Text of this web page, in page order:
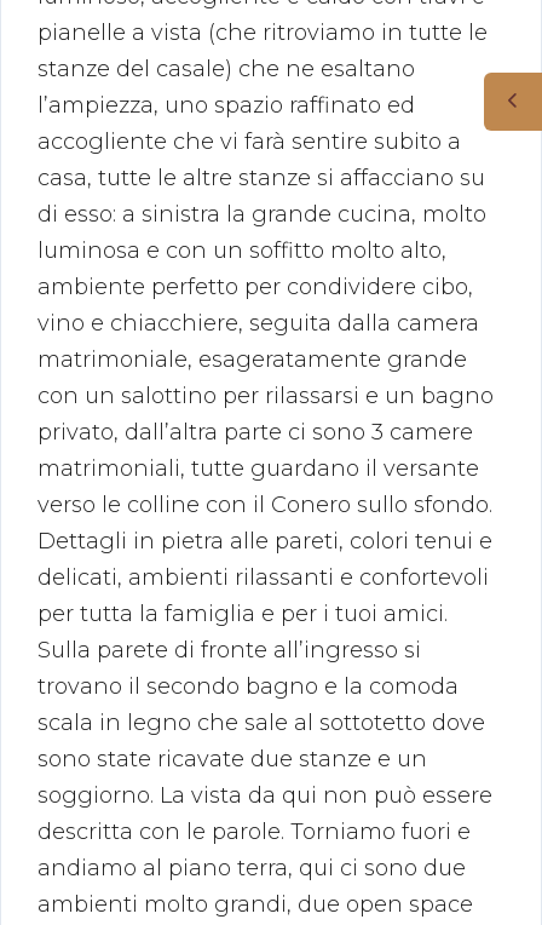
pianelle a vista (che ritroviamo in tutte le
stanze del casale) che ne esaltano
l’ampiezza, uno spazio raffinato ed
accogliente che vi farà sentire subito a
casa, tutte le altre stanze si affacciano su
di esso: a sinistra la grande cucina, molto
luminosa e con un soffitto molto alto,
ambiente perfetto per condividere cibo,
vino e chiacchiere, seguita dalla camera
matrimoniale, esageratamente grande
con un salottino per rilassarsi e un bagno
privato, dall’altra parte ci sono 3 camere
matrimoniali, tutte guardano il versante
verso le colline con il Conero sullo sfondo.
Dettagli in pietra alle pareti, colori tenui e
delicati, ambienti rilassanti e confortevoli
per tutta la famiglia e per i tuoi amici.
Sulla parete di fronte all’ingresso si
trovano il secondo bagno e la comoda
scala in legno che sale al sottotetto dove
sono state ricavate due stanze e un
soggiorno. La vista da qui non può essere
descritta con le parole. Torniamo fuori e
andiamo al piano terra, qui ci sono due
ambienti molto grandi, due open space